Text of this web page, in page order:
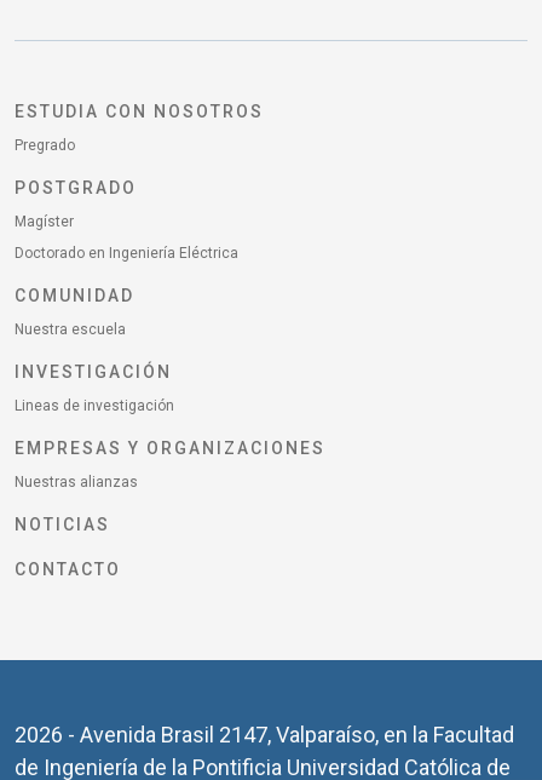
ESTUDIA CON NOSOTROS
Pregrado
POSTGRADO
Magíster
Doctorado en Ingeniería Eléctrica
COMUNIDAD
Nuestra escuela
INVESTIGACIÓN
Lineas de investigación
EMPRESAS Y ORGANIZACIONES
Nuestras alianzas
NOTICIAS
CONTACTO
2026 - Avenida Brasil 2147, Valparaíso, en la Facultad
de Ingeniería de la Pontificia Universidad Católica de